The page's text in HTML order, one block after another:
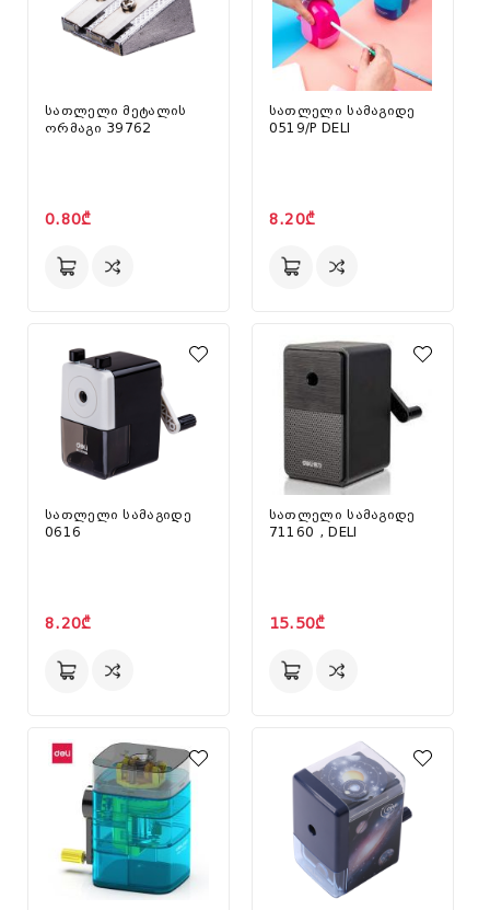
სათლელი მეტალის
ორმაგი 39762
0.80₾
სათლელი სამაგიდე
0519/P DELI
8.20₾
სათლელი სამაგიდე
0616
8.20₾
სათლელი სამაგიდე
71160 , DELI
15.50₾